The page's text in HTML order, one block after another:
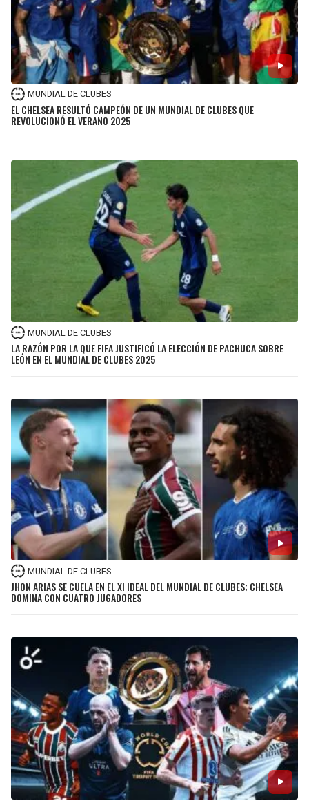
PACKERS
VIKINGS
FALCONS
PANTHERS
BUCCANEERS
TIMBERWOLVES
THUNDER
TRAIL BLAZERS
JAZZ
MUNDIAL DE CLUBES
EL CHELSEA RESULTÓ CAMPEÓN DE UN MUNDIAL DE CLUBES QUE
REVOLUCIONÓ EL VERANO 2025
MUNDIAL DE CLUBES
LA RAZÓN POR LA QUE FIFA JUSTIFICÓ LA ELECCIÓN DE PACHUCA SOBRE
LEÓN EN EL MUNDIAL DE CLUBES 2025
MUNDIAL DE CLUBES
JHON ARIAS SE CUELA EN EL XI IDEAL DEL MUNDIAL DE CLUBES; CHELSEA
DOMINA CON CUATRO JUGADORES